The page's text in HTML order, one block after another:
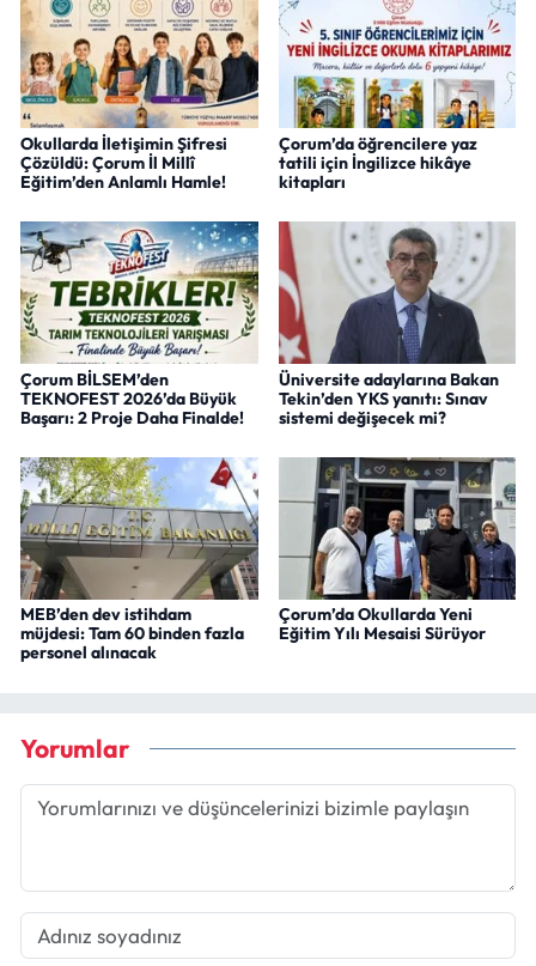
Okullarda İletişimin Şifresi
Çözüldü: Çorum İl Millî
Eğitim’den Anlamlı Hamle!
Çorum’da öğrencilere yaz
tatili için İngilizce hikâye
kitapları
Çorum BİLSEM’den
TEKNOFEST 2026’da Büyük
Başarı: 2 Proje Daha Finalde!
Üniversite adaylarına Bakan
Tekin’den YKS yanıtı: Sınav
sistemi değişecek mi?
MEB’den dev istihdam
müjdesi: Tam 60 binden fazla
personel alınacak
Çorum’da Okullarda Yeni
Eğitim Yılı Mesaisi Sürüyor
Yorumlar